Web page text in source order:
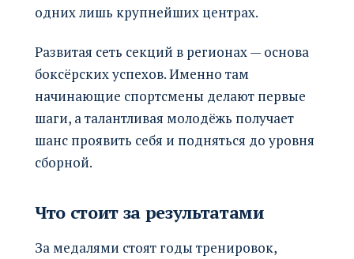
одних лишь крупнейших центрах.
Развитая сеть секций в регионах — основа
боксёрских успехов. Именно там
начинающие спортсмены делают первые
шаги, а талантливая молодёжь получает
шанс проявить себя и подняться до уровня
сборной.
Что стоит за результатами
За медалями стоят годы тренировок,